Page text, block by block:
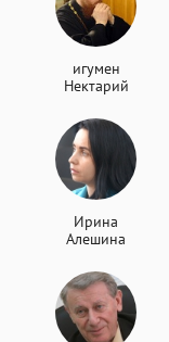
игумен
Нектарий
Ирина
Алешина